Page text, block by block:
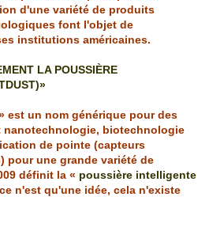
d'une variété de produits
font l'objet de
institutions américaines.
LA POUSSIÈRE
est un nom générique pour des
nanotechnologie, biotechnologie
de pointe (capteurs
pour une grande variété de
définit la « poussière intelligente
n'est qu'une idée, cela n'existe